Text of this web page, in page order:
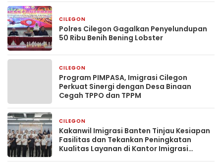
CILEGON
Polres Cilegon Gagalkan Penyelundupan
50 Ribu Benih Bening Lobster
CILEGON
Program PIMPASA, Imigrasi Cilegon
Perkuat Sinergi dengan Desa Binaan
Cegah TPPO dan TPPM
CILEGON
Kakanwil Imigrasi Banten Tinjau Kesiapan
Fasilitas dan Tekankan Peningkatan
Kualitas Layanan di Kantor Imigrasi